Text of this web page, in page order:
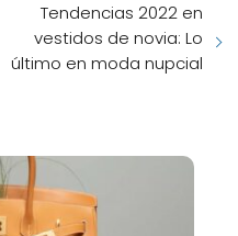
Tendencias 2022 en
vestidos de novia: Lo
último en moda nupcial